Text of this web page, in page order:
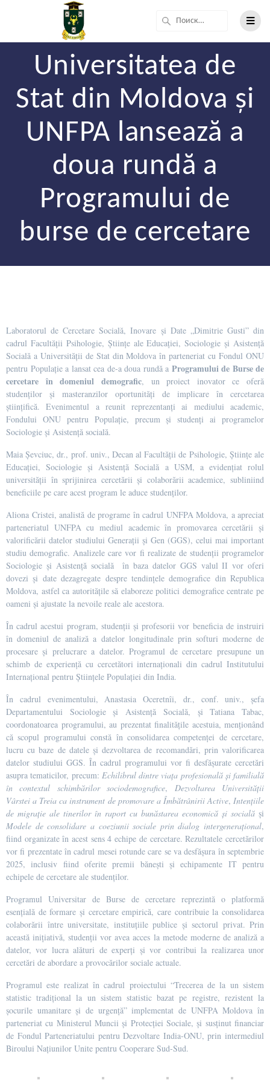
Universitatea de
Stat din Moldova și
UNFPA lansează a
doua rundă a
Programului de
burse de cercetare
Laboratorul de Cercetare Socială, Inovare și Date „Dimitrie Gusti” din
cadrul Facultății Psihologie, Științe ale Educației, Sociologie și Asistență
Socială a Universității de Stat din Moldova în parteneriat cu Fondul ONU
pentru Populație a lansat cea de-a doua rundă a Programului de Burse de
cercetare în domeniul demografic, un proiect inovator ce oferă
studenților și masteranzilor oportunități de implicare în cercetarea
științifică. Evenimentul a reunit reprezentanți ai mediului academic,
Fondului ONU pentru Populație, precum și studenți ai programelor
Sociologie și Asistență socială.
Maia Șevciuc, dr., prof. univ., Decan al Facultății de Psihologie, Științe ale
Educației, Sociologie și Asistență Socială a USM, a evidențiat rolul
universității în sprijinirea cercetării și colaborării academice, subliniind
beneficiile pe care acest program le aduce studenților.
Aliona Cristei, analistă de programe în cadrul UNFPA Moldova, a apreciat
parteneriatul UNFPA cu mediul academic în promovarea cercetării și
valorificării datelor studiului Generații și Gen (GGS), celui mai important
studiu demografic. Analizele care vor fi realizate de studenții programelor
Sociologie și Asistență socială în baza datelor GGS valul II vor oferi
dovezi și date dezagregate despre tendințele demografice din Republica
Moldova, astfel ca autoritățile să elaboreze politici demografice centrate pe
oameni și ajustate la nevoile reale ale acestora.
În cadrul acestui program, studenții și profesorii vor beneficia de instruiri
în domeniul de analiză a datelor longitudinale prin softuri moderne de
procesare și prelucrare a datelor. Programul de cercetare presupune un
schimb de experiență cu cercetători internaționali din cadrul Institutului
Internațional pentru Științele Populației din India.
În cadrul evenimentului, Anastasia Oceretnîi, dr., conf. univ., șefa
Departamentului Sociologie și Asistență Socială, și Tatiana Tabac,
coordonatoarea programului, au prezentat finalitățile acestuia, menționând
că scopul programului constă în consolidarea competenței de cercetare,
lucru cu baze de datele și dezvoltarea de recomandări, prin valorificarea
datelor studiului GGS. În cadrul programului vor fi desfășurate cercetări
asupra tematicilor, precum: Echilibrul dintre viața profesională și familială
în contextul schimbărilor sociodemografice, Dezvoltarea Universității
Vârstei a Treia ca instrument de promovare a Îmbătrânirii Active,Intențiile
de migrație ale tinerilor în raport cu bunăstarea economică și socială și
Modele de consolidare a coeziunii sociale prin dialog intergenerațional,
fiind organizate în acest sens 4 echipe de cercetare. Rezultatele cercetărilor
vor fi prezentate în cadrul mesei rotunde care se va desfășura în septembrie
2025, inclusiv fiind oferite premii bănești și echipamente IT pentru
echipele de cercetare ale studenților.
Programul Universitar de Burse de cercetare reprezintă o platformă
esențială de formare și cercetare empirică, care contribuie la consolidarea
colaborării între universitate, instituțiile publice și sectorul privat. Prin
această inițiativă, studenții vor avea acces la metode moderne de analiză a
datelor, vor lucra alături de experți și vor contribui la realizarea unor
cercetări de abordare a provocărilor sociale actuale.
Programul este realizat în cadrul proiectului “Trecerea de la un sistem
statistic tradițional la un sistem statistic bazat pe registre, rezistent la
șocurile umanitare și de urgență” implementat de UNFPA Moldova în
parteneriat cu Ministerul Muncii și Protecției Sociale, și susținut financiar
de Fondul Parteneriatului pentru Dezvoltare India-ONU, prin intermediul
Biroului Națiunilor Unite pentru Cooperare Sud-Sud.